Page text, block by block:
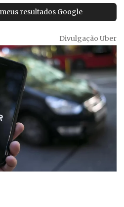
resultados Google
Divulgação Uber